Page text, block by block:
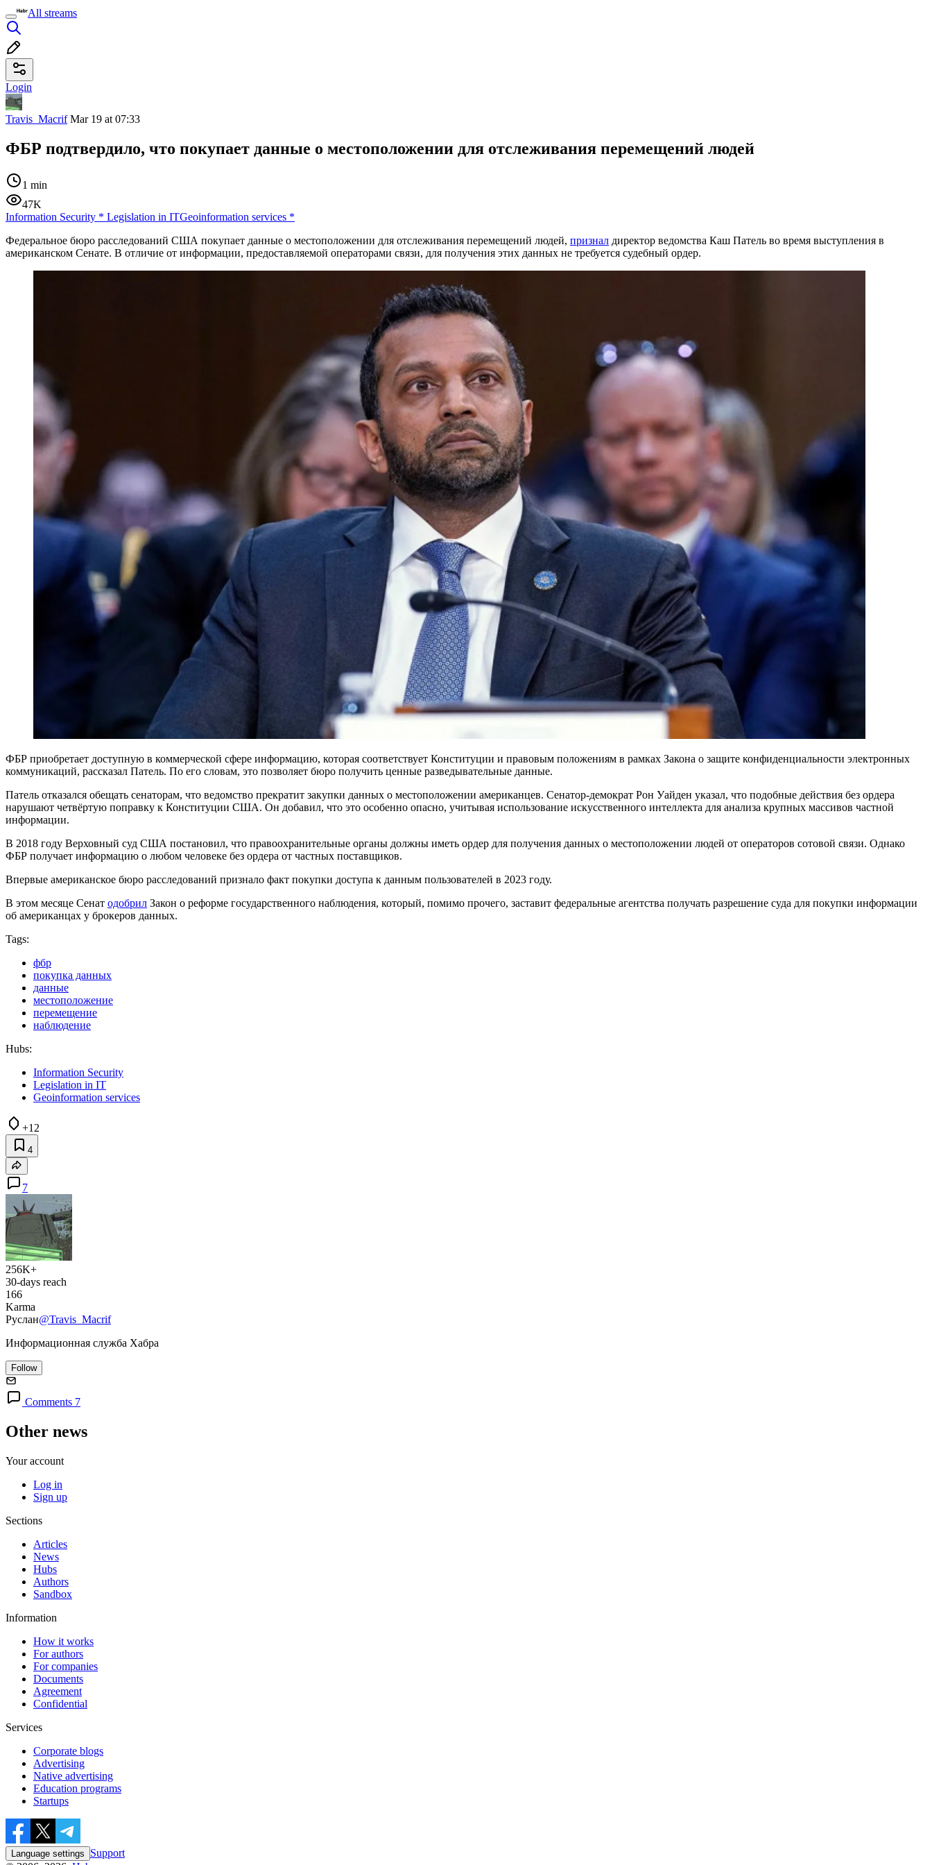
All streams
Login
Travis_MacrifMar 19 at 07:33
ФБР подтвердило, что покупает данные о местоположении для отслеживания перемещений людей
1 min
47K
Information Security * Legislation in ITGeoinformation services *
Федеральное бюро расследований США покупает данные о местоположении для отслеживания перемещений людей, признал директор ведомства Каш Патель во время выступления в
американском Сенате. В отличие от информации, предоставляемой операторами связи, для получения этих данных не требуется судебный ордер.
ФБР приобретает доступную в коммерческой сфере информацию, которая соответствует Конституции и правовым положениям в рамках Закона о защите конфиденциальности электронных
коммуникаций, рассказал Патель. По его словам, это позволяет бюро получить ценные разведывательные данные.
Патель отказался обещать сенаторам, что ведомство прекратит закупки данных о местоположении американцев. Сенатор-демократ Рон Уайден указал, что подобные действия без ордера
нарушают четвёртую поправку к Конституции США. Он добавил, что это особенно опасно, учитывая использование искусственного интеллекта для анализа крупных массивов частной
информации.
В 2018 году Верховный суд США постановил, что правоохранительные органы должны иметь ордер для получения данных о местоположении людей от операторов сотовой связи. Однако
ФБР получает информацию о любом человеке без ордера от частных поставщиков.
Впервые американское бюро расследований признало факт покупки доступа к данным пользователей в 2023 году.
В этом месяце Сенат одобрил Закон о реформе государственного наблюдения, который, помимо прочего, заставит федеральные агентства получать разрешение суда для покупки информации
об американцах у брокеров данных.
Tags:
фбр
покупка данных
данные
местоположение
перемещение
наблюдение
Hubs:
Information Security
Legislation in IT
Geoinformation services
+12
4
7
256K+
30-days reach
166
Karma
Руслан@Travis_Macrif
Информационная служба Хабра
Follow
Comments 7
Other news
Your account
Log in
Sign up
Sections
Articles
News
Hubs
Authors
Sandbox
Information
How it works
For authors
For companies
Documents
Agreement
Confidential
Services
Corporate blogs
Advertising
Native advertising
Education programs
Startups
Language settings
Support